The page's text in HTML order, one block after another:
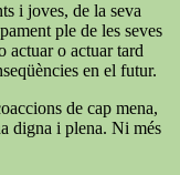
i joves, de la seva
ple de les seves
actuar o actuar tard
en el futur.
de cap mena,
digna i plena. Ni més